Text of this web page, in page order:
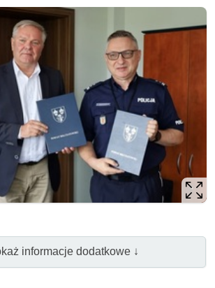
informacje dodatkowe ↓